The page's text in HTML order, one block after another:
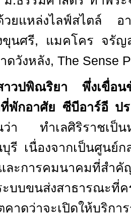
วยแหล่งไลฟ์สไตล์
ขุนศรี, แมคโคร จรั
ดวังหลัง, The Sense
าวปพิณริยา พึ่งเขื่อ
พักอาศัย ซีบีอาร์อี ป
นว่า ทำเลศิริราชเป็
บุรี เนื่องจากเป็นศูนย์
ะการคมนาคมที่สำคั
ะบบขนส่งสาธารณะที่
าดว่าจะเปิดให้บริกา